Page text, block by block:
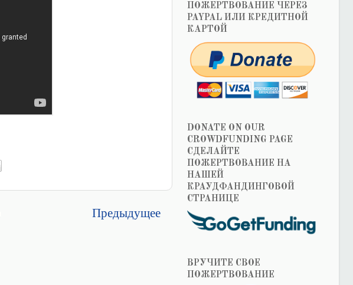
Предыдущее
ПОЖЕРТВОВАНИЕ ЧЕРЕЗ
PAYPAL ИЛИ КРЕДИТНОЙ
КАРТОЙ
DONATE ON OUR
CROWDFUNDING PAGE
СДЕЛАЙТЕ
ПОЖЕРТВОВАНИЕ НА
НАШЕЙ
КРАУДФАНДИНГОВОЙ
СТРАНИЦЕ
ВРУЧИТЕ СВОЕ
ПОЖЕРТВОВАНИЕ